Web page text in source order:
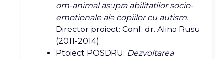
om-animal asupra abilitatilor socio-
emotionale ale copiilor cu autism.
Director proiect: Conf. dr. Alina Rusu
(2011-2014)
Ptoiect POSDRU: Dezvoltarea